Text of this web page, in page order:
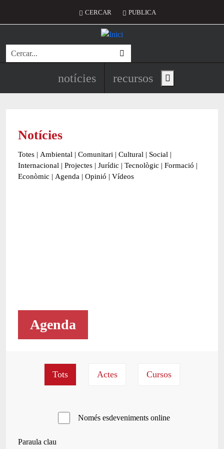
Menú del compte d'usuari
CERCAR PUBLICA
Cerca
Navegació principal de
notícies recursos Show main menu
Notícies
Totes | Ambiental | Comunitari | Cultural | Social |
Internacional | Projectes | Jurídic | Tecnològic | Formació |
Econòmic | Agenda | Opinió | Vídeos
Agenda
Només esdeveniments online
Paraula clau